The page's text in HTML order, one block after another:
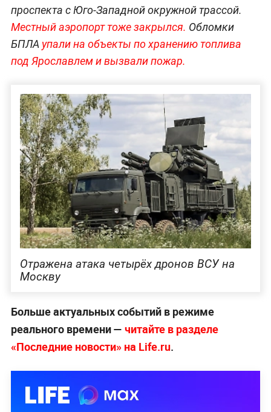
проспекта с Юго-Западной окружной трассой.
Местный аэропорт тоже закрылся. Обломки
БПЛА упали на объекты по хранению топлива
под Ярославлем и вызвали пожар.
Отражена атака четырёх дронов ВСУ на
Москву
Больше актуальных событий в режиме
реального времени — читайте в разделе
«Последние новости» на Life.ru.